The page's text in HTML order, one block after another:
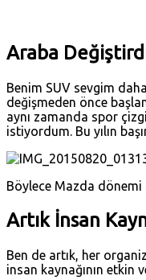
Araba
Benim SUV sevgim
değişmeden önce
aynı zamanda spor
istiyordum. Bu yılın
Böylece Mazda dönemi
Artık İnsan
Ben de artık, her
insan kaynağının etkin